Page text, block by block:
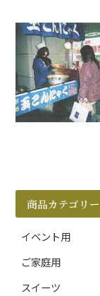
商品カテゴリー
イベント用
ご家庭用
スイーツ